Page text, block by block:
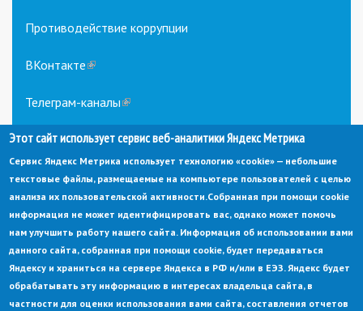
Противодействие коррупции
ВКонтакте(link
external)
Телеграм-каналы(link
external)
© Администрация города Заречный
Электронная почта:
adm@zarechny.zato.ru
sends
e-
Пензенская обл, г. Заречный, пр-кт. 30-летия Победы, д. 27, 442960
Этот сайт использует сервис веб-аналитики Яндекс Метрика
Сервис Яндекс Метрика использует технологию «cookie» — небольшие
текстовые файлы, размещаемые на компьютере пользователей с целью
анализа их пользовательской активности.Собранная при помощи cookie
информация не может идентифицировать вас, однако может помочь
нам улучшить работу нашего сайта. Информация об использовании вами
данного сайта, собранная при помощи cookie, будет передаваться
Яндексу и храниться на сервере Яндекса в РФ и/или в ЕЭЗ. Яндекс будет
обрабатывать эту информацию в интересах владельца сайта, в
частности для оценки использования вами сайта, составления отчетов